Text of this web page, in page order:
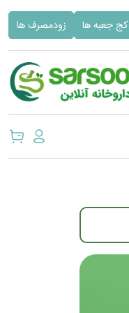
کج جعبه ها زودمصرف ها